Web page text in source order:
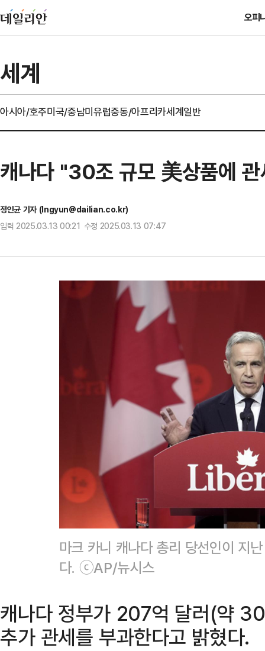
오피
세계
아시아/호주미국/중남미유럽중동/아프리카세계일반
캐나다 "30조 규모 美상품에
정인균 기자 (Ingyun@dailian.co.kr)
입력 2025.03.13 00:21 수정 2025.03.13 07:47
마크 카니 캐나다 총리 당선인이 지
다. ⓒAP/뉴시스
캐나다 정부가 207억 달러(약
추가 관세를 부과한다고 밝혔다.